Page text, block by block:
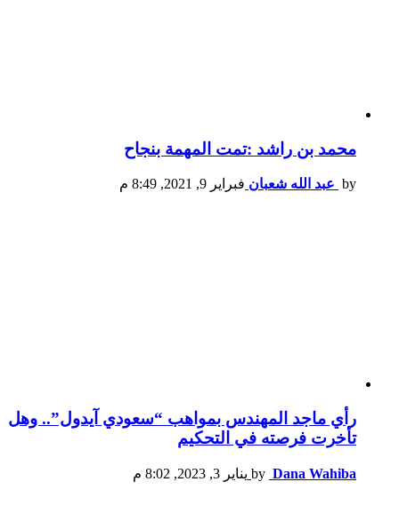
محمد بن راشد :تمت المهمة بنجاح
by عبد الله شعبان فبراير 9, 2021, 8:49 م
رأي ماجد المهندس بمواهب “سعودي آيدول”.. وهل
تأخرت فرصته في التحكيم
by Dana Wahiba يناير 3, 2023, 8:02 م